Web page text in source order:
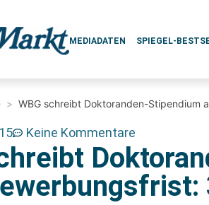
MEDIADATEN SPIEGEL-
> WBG schreibt Doktoranden-Stipendium
Keine Kommentare